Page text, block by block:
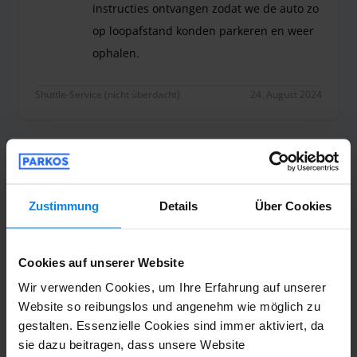
Zustimmung Details Über Cookies
Cookies auf unserer Website
Wir verwenden Cookies, um Ihre Erfahrung auf unserer
Website so reibungslos und angenehm wie möglich zu
gestalten. Essenzielle Cookies sind immer aktiviert, da
sie dazu beitragen, dass unsere Website
instructies ontvangen zodat we de auto zo
op loopafstand konden parkeren en weer
ophalen.
Shuttle-Service (nicht überdacht) 24. August 2024
Anoniem 8
We need shades for the cars. You could
Shuttle-Service (nicht überdacht)